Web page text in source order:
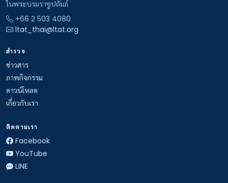
ในพระบรมราชูปถัมภ์
+66 2 503 4080
ltat_thai@ltat.org
สำรวจ
ข่าวสาร
ภาพกิจกรรม
ดาวน์โหลด
เกี่ยวกับเรา
ติดตามเรา
Facebook
YouTube
LINE